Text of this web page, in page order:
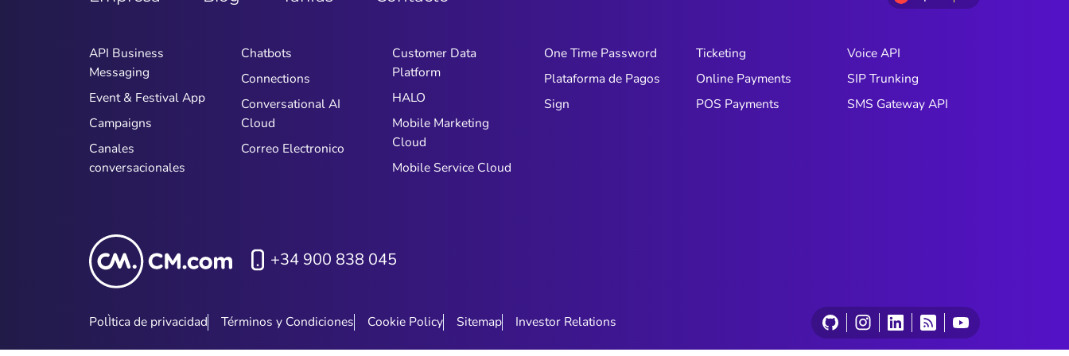
API Business
Messaging
Event & Festival App
Campaigns
Canales
conversacionales
Chatbots
Connections
Conversational AI
Cloud
Correo Electronico
Customer Data
Platform
HALO
Mobile Marketing
Cloud
Mobile Service Cloud
One Time Password
Plataforma de Pagos
Sign
Ticketing
Online Payments
POS Payments
Voice API
SIP Trunking
SMS Gateway API
+34 900 838 045
PolÌtica de privacidad Términos y Condiciones Cookie Policy Sitemap Investor Relations